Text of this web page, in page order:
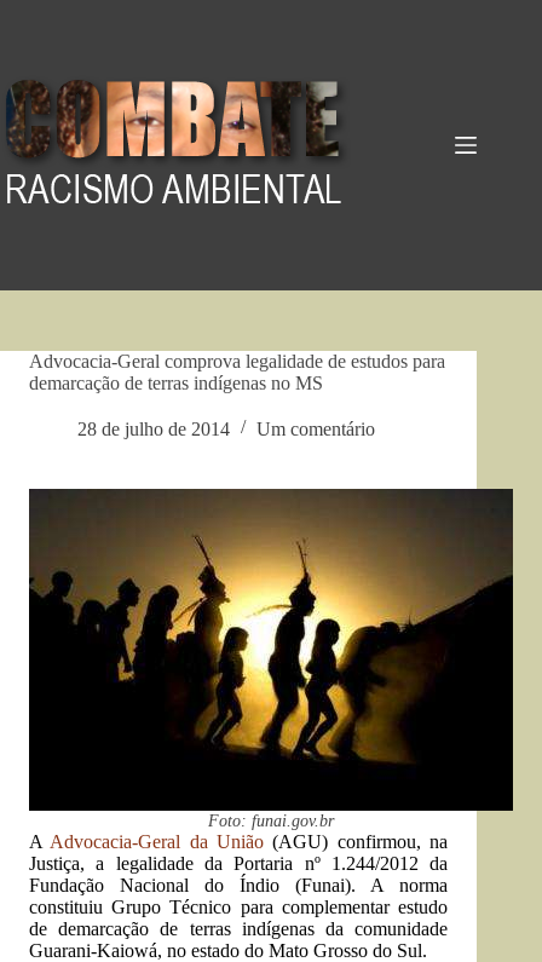
Advocacia-Geral comprova legalidade de estudos para
demarcação de terras indígenas no MS
28 de julho de 2014 Um comentário
Foto: funai.gov.br
A Advocacia-Geral da União (AGU) confirmou, na
Justiça, a legalidade da Portaria nº 1.244/2012 da
Fundação Nacional do Índio (Funai). A norma
constituiu Grupo Técnico para complementar estudo
de demarcação de terras indígenas da comunidade
Guarani-Kaiowá, no estado do Mato Grosso do Sul.